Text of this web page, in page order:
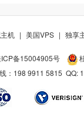
机 | 美国VPS | 独享
备15004905号
：198 9911 5815 QQ: